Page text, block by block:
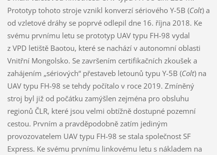
Prototyp tohoto stroje vznikl konverzí sériového Y-5B (Colt) a
od vzletové dráhy se poprvé odlepil dne 16. října 2018. Ke
svému prvnímu letu se prototyp UAV typu FH-98 vydal
z VPD letiště Baotou, které se nachází v autonomní oblasti
Vnitřní Mongolsko. Se završením certifikačních zkoušek a
zahájením „sériových“ přestaveb letounů typu Y-5B (Colt) na
UAV typu FH-98 se tehdy počítalo v roce 2019. Zmíněný
stroj byl již od počátku zamýšlen zejména pro obsluhu
regionů ČLR, které jsou velmi obtížně dostupné pozemní
cestou. Prvním a pravděpodobně zatím jediným
provozovatelem UAV typu FH-98 se stala společnost SF
Express. Ke svému prvnímu linkovému letu s nákladem na